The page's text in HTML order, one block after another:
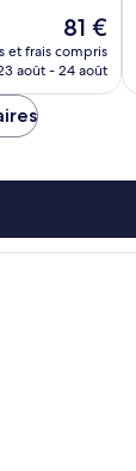
Le
nouveau
prix
81 €
et frais compris
août - 24 août